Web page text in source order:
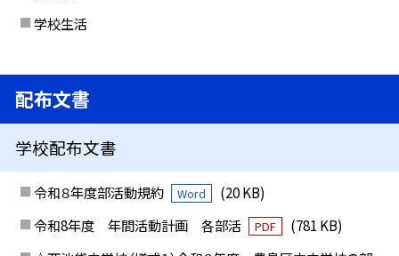
学校生活
配布文書
学校配布文書
令和８年度部活動規約 Word
(20 KB)
令和8年度 年間活動計画 各部活
PDF
(781 KB)